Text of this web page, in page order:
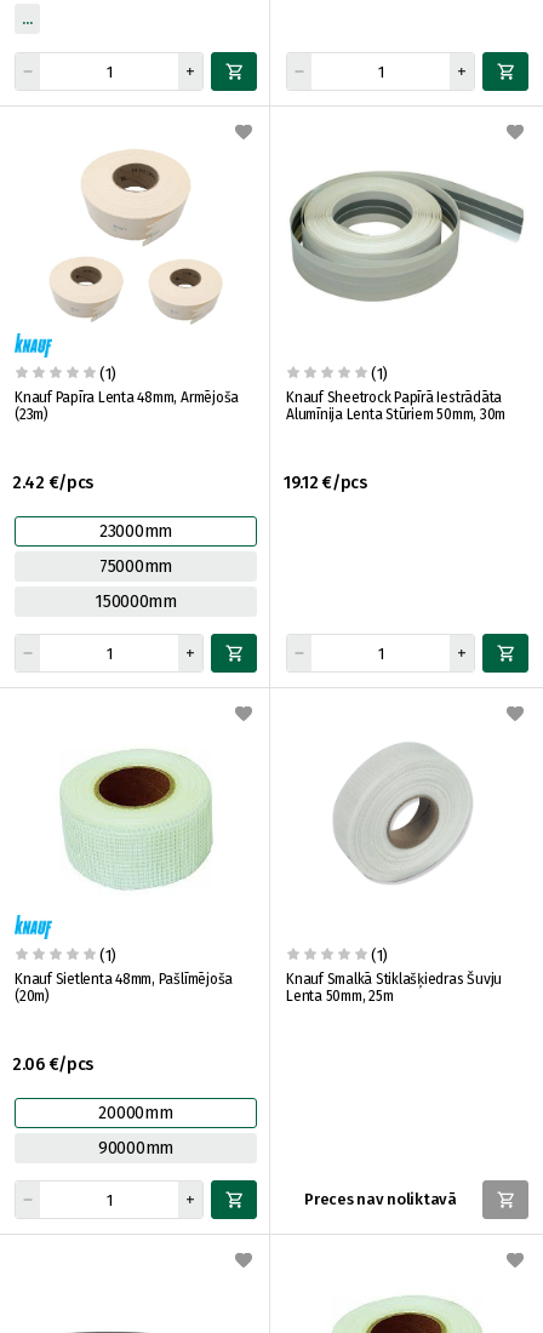
(1)
Knauf Papīra Lenta 48mm, Armējoša
(23m)
2.42 €/pcs
23000mm
75000mm
150000mm
(1)
Knauf Sheetrock Papīrā Iestrādāta
Alumīnija Lenta Stūriem 50mm, 30m
19.12 €/pcs
(1)
Knauf Sietlenta 48mm, Pašlīmējoša
(20m)
2.06 €/pcs
20000mm
90000mm
(1)
Knauf Smalkā Stiklašķiedras Šuvju
Lenta 50mm, 25m
Preces nav noliktavā